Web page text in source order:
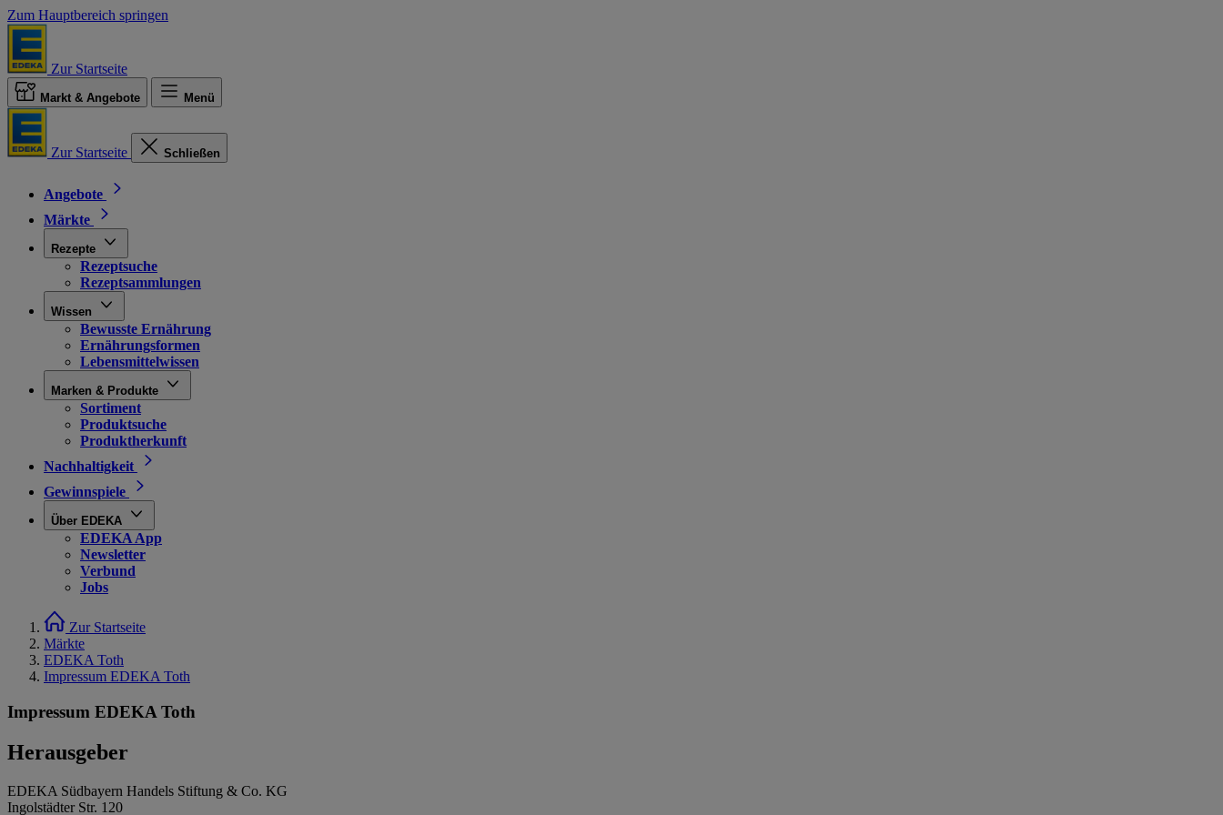
Zum Hauptbereich springen
Zur Startseite
Markt & Angebote Menü
Zur Startseite Schließen
Angebote
Märkte
Rezepte
Rezeptsuche
Rezeptsammlungen
Wissen
Bewusste Ernährung
Ernährungsformen
Lebensmittelwissen
Marken & Produkte
Sortiment
Produktsuche
Produktherkunft
Nachhaltigkeit
Gewinnspiele
Über EDEKA
EDEKA App
Newsletter
Verbund
Jobs
Zur Startseite
Märkte
EDEKA Toth
Impressum EDEKA Toth
Impressum EDEKA Toth
Herausgeber
EDEKA Südbayern Handels Stiftung & Co. KG
Ingolstädter Str. 120